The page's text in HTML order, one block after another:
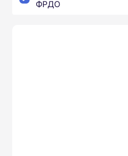
ФРДО